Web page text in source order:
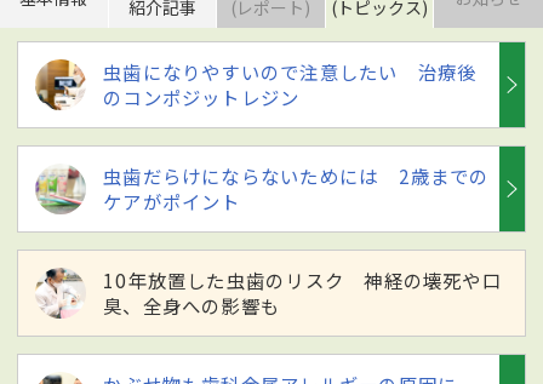
紹介記事 (レポート) (トピックス)
虫歯になりやすいので注意したい 治療後
のコンポジットレジン
虫歯だらけにならないためには 2歳までの
ケアがポイント
10年放置した虫歯のリスク 神経の壊死や口
臭、全身への影響も